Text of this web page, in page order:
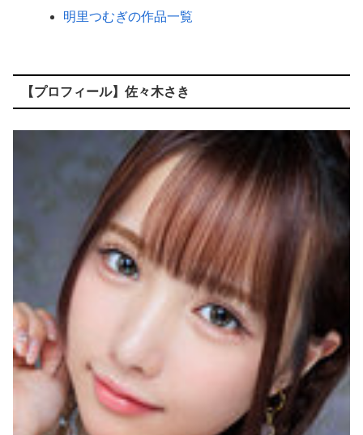
明里つむぎの作品一覧
【プロフィール】佐々木さき